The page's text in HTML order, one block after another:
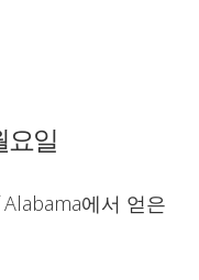
요일
에서 얻은